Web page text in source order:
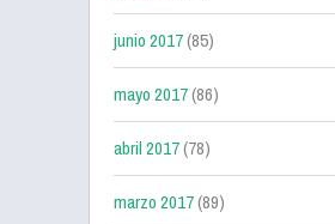
junio 2017(85)
mayo 2017(86)
abril 2017(78)
marzo 2017(89)